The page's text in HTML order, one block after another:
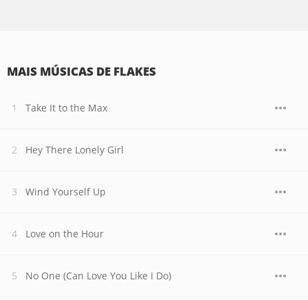
MAIS MÚSICAS DE FLAKES
Take It to the Max
Hey There Lonely Girl
Wind Yourself Up
Love on the Hour
No One (Can Love You Like I Do)